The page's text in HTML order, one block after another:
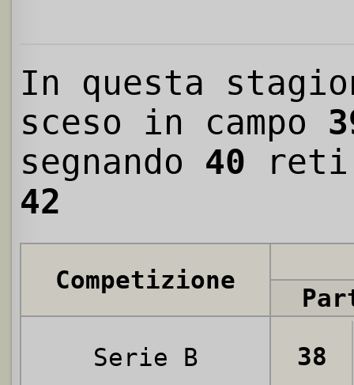
In questa
sceso in campo
segnando 40 reti
42
Competizione
Serie B 38